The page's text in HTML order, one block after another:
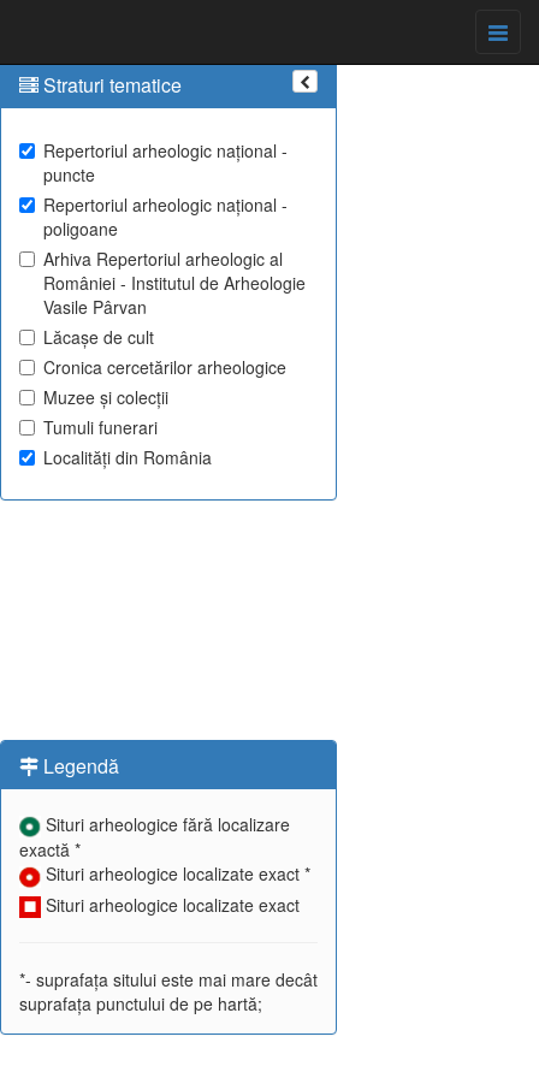
Straturi tematice
Repertoriul arheologic național -
puncte
Repertoriul arheologic național -
poligoane
Arhiva Repertoriul arheologic al
României - Institutul de Arheologie
Vasile Pârvan
Lăcașe de cult
Cronica cercetărilor arheologice
Muzee și colecții
Tumuli funerari
Localități din România
Legendă
Situri arheologice fără localizare
exactă *
Situri arheologice localizate exact *
Situri arheologice localizate exact
*- suprafața sitului este mai mare decât
suprafața punctului de pe hartă;